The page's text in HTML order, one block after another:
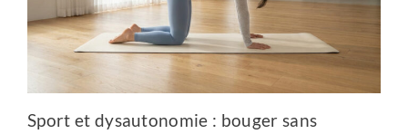
Sport et dysautonomie : bouger sans